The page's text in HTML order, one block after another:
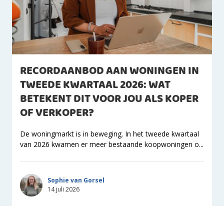
RECORDAANBOD AAN WONINGEN IN
TWEEDE KWARTAAL 2026: WAT
BETEKENT DIT VOOR JOU ALS KOPER
OF VERKOPER?
De woningmarkt is in beweging. In het tweede kwartaal
van 2026 kwamen er meer bestaande koopwoningen o...
Sophie van Gorsel
14 juli 2026